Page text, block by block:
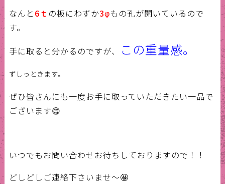
なんと6ｔ の板にわずか3φもの孔が開いているので
す。
手に取ると分かるのですが、
この重量感。
ずしっときます。
ぜひ皆さんにも一度お手に取っていただきたい一品で
ございます😋
いつでもお問い合わせお待ちしておりますので！！
どしどしご連絡下さいませ～🤩